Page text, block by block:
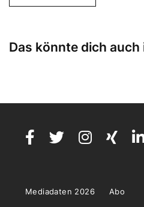
Das könnte dich
Mediadaten 2026 Abo